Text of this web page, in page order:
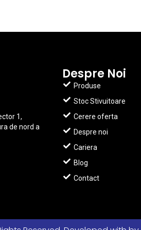
1,
de nord a
Despre Noi
Produse
Stoc Stivuitoare
Cerere oferta
Despre noi
Cariera
Blog
Contact